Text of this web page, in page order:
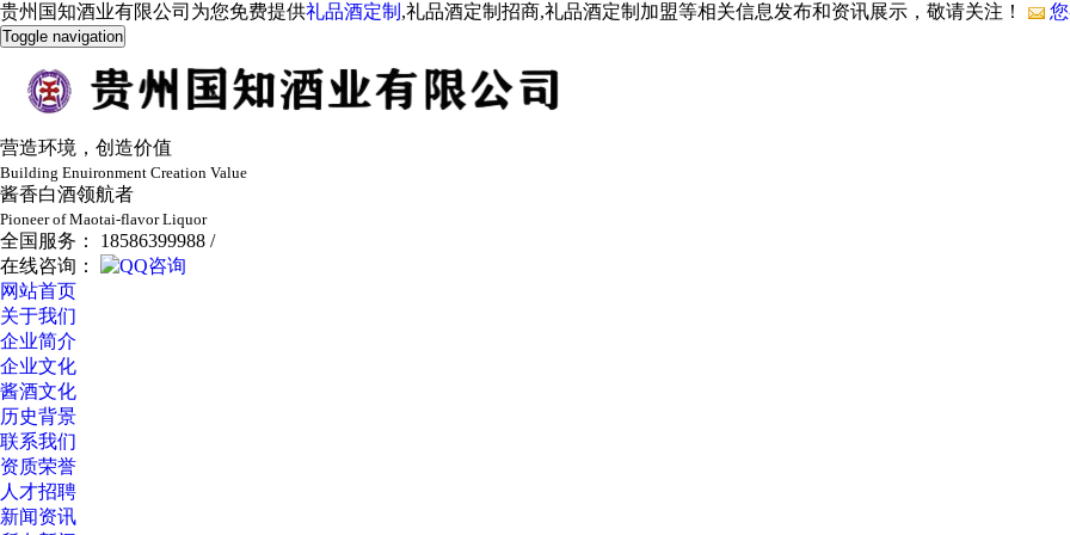
贵州国知酒业有限公司为您免费提供礼品酒定制 ,礼品酒定制招商,礼品酒定制加盟等相关信息发布和资讯展示，敬请关注！
Toggle navigation
营造环境，创造价值
Building Enuironment Creation Value
酱香白酒领航者
Pioneer of Maotai-flavor Liquor
全国服务： 18586399988 /
在线咨询：
网站首页
关于我们
企业简介
企业文化
酱酒文化
历史背景
联系我们
资质荣誉
人才招聘
新闻资讯